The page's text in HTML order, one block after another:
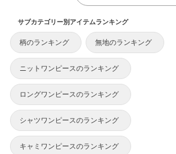
サブカテゴリー別アイテムランキング
柄のランキング 無地のランキング
ニットワンピースのランキング
ロングワンピースのランキング
シャツワンピースのランキング
キャミワンピースのランキング